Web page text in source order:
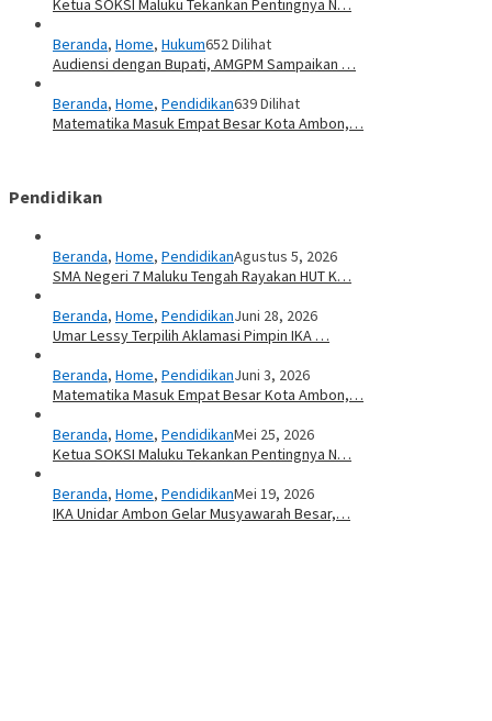
Ketua SOKSI Maluku Tekankan Pentingnya N…
Beranda, Home, Hukum652 Dilihat
Audiensi dengan Bupati, AMGPM Sampaikan …
Beranda, Home, Pendidikan639 Dilihat
Matematika Masuk Empat Besar Kota Ambon,…
Pendidikan
Beranda, Home, PendidikanAgustus 5, 2026
SMA Negeri 7 Maluku Tengah Rayakan HUT K…
Beranda, Home, PendidikanJuni 28, 2026
Umar Lessy Terpilih Aklamasi Pimpin IKA …
Beranda, Home, PendidikanJuni 3, 2026
Matematika Masuk Empat Besar Kota Ambon,…
Beranda, Home, PendidikanMei 25, 2026
Ketua SOKSI Maluku Tekankan Pentingnya N…
Beranda, Home, PendidikanMei 19, 2026
IKA Unidar Ambon Gelar Musyawarah Besar,…